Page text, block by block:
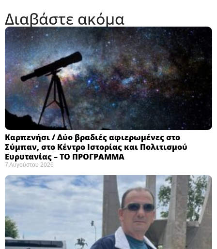
Διαβάστε ακόμα
Καρπενήσι / Δύο βραδιές αφιερωμένες στο
Σύμπαν, στο Κέντρο Ιστορίας και Πολιτισμού
Ευρυτανίας – ΤΟ ΠΡΟΓΡΑΜΜΑ
7 Αυγούστου 2026